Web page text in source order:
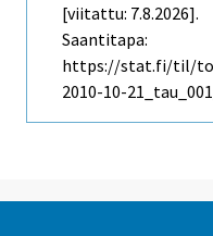
[viitattu: 7.8.2026].
Saantitapa:
https://stat.fi/til/
2010-10-